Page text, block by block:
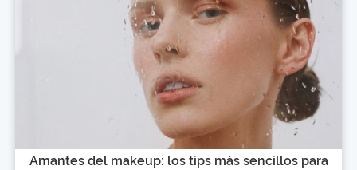
Amantes del makeup: los tips más sencillos para